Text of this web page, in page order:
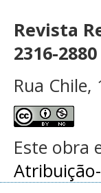
Revista
2316-2880
Rua Chile,
Este obra